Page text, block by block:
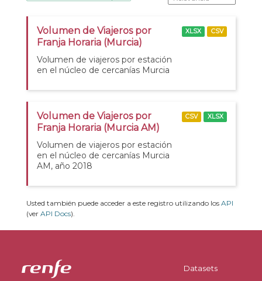
Volumen de Viajeros por
Franja Horaria (Murcia)
Volumen de viajeros por estación
en el núcleo de cercanías Murcia
XLSX CSV
Volumen de Viajeros por
Franja Horaria (Murcia AM)
Volumen de viajeros por estación
en el núcleo de cercanías Murcia
AM, año 2018
CSV XLSX
Usted también puede acceder a este registro utilizando los API
(ver API Docs).
Datasets